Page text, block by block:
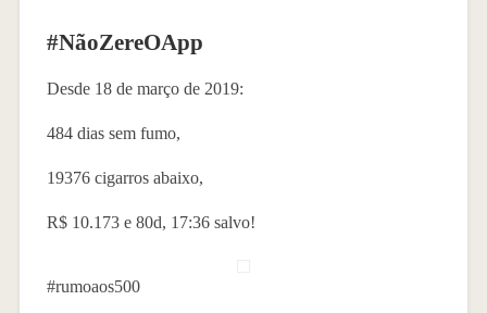
#NãoZereOApp
Desde 18 de março de 2019:
484 dias sem fumo,
19376 cigarros abaixo,
R$ 10.173 e 80d, 17:36 salvo!
#rumoaos500